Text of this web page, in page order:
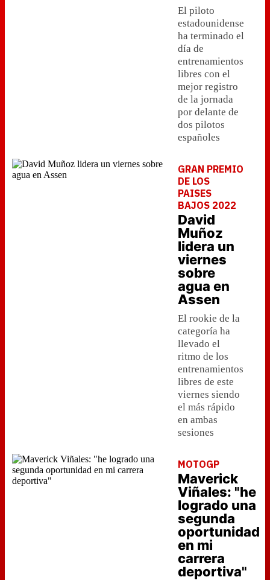
El piloto
estadounidense
ha terminado el
día de
entrenamientos
libres con el
mejor registro
de la jornada
por delante de
dos pilotos
españoles
GRAN PREMIO
DE LOS
PAISES
BAJOS 2022
David
Muñoz
lidera un
viernes
sobre
agua en
Assen
El rookie de la
categoría ha
llevado el
ritmo de los
entrenamientos
libres de este
viernes siendo
el más rápido
en ambas
sesiones
MOTOGP
Maverick
Viñales: "he
logrado una
segunda
oportunidad
en mi
carrera
deportiva"